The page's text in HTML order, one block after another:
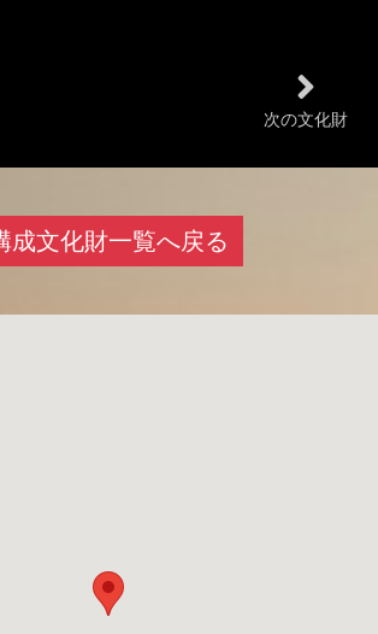
次の文化財
成文化財一覧へ戻る